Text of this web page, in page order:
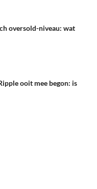
oversold-niveau: wat
ooit mee begon: is